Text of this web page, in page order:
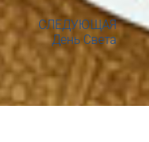
СЛЕДУЮЩАЯ
День Света